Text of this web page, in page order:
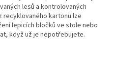
lesů a kontrolovaných
recyklovaného kartonu lze
lepicích bločků ve stole nebo
když už je nepotřebujete.